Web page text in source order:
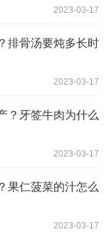
2023-03-17
排骨汤要炖多长时
2023-03-17
？牙签牛肉为什么
2023-03-17
果仁菠菜的汁怎么
2023-03-17